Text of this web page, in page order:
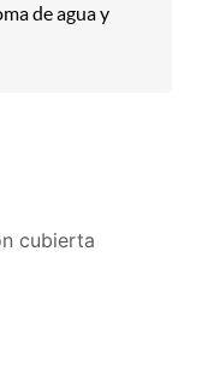
de agua y
cubierta